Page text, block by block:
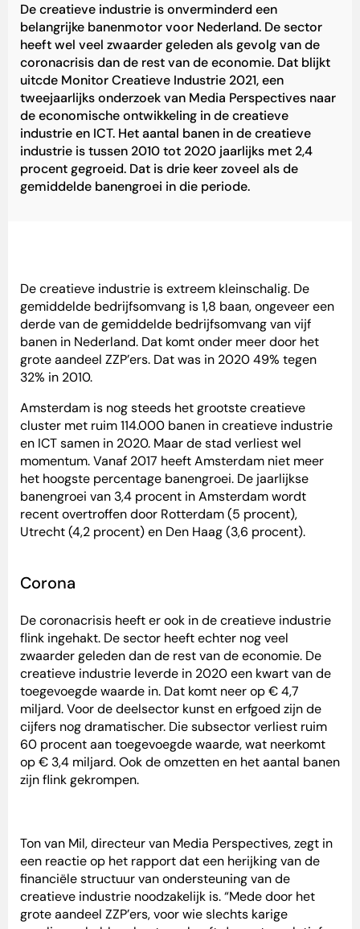
De creatieve industrie is onverminderd een
belangrijke banenmotor voor Nederland. De sector
heeft wel veel zwaarder geleden als gevolg van de
coronacrisis dan de rest van de economie. Dat blijkt
uitcde Monitor Creatieve Industrie 2021, een
tweejaarlijks onderzoek van Media Perspectives naar
de economische ontwikkeling in de creatieve
industrie en ICT. Het aantal banen in de creatieve
industrie is tussen 2010 tot 2020 jaarlijks met 2,4
procent gegroeid. Dat is drie keer zoveel als de
gemiddelde banengroei in die periode.
De creatieve industrie is extreem kleinschalig. De
gemiddelde bedrijfsomvang is 1,8 baan, ongeveer een
derde van de gemiddelde bedrijfsomvang van vijf
banen in Nederland. Dat komt onder meer door het
grote aandeel ZZP’ers. Dat was in 2020 49% tegen
32% in 2010.
Amsterdam is nog steeds het grootste creatieve
cluster met ruim 114.000 banen in creatieve industrie
en ICT samen in 2020. Maar de stad verliest wel
momentum. Vanaf 2017 heeft Amsterdam niet meer
het hoogste percentage banengroei. De jaarlijkse
banengroei van 3,4 procent in Amsterdam wordt
recent overtroffen door Rotterdam (5 procent),
Utrecht (4,2 procent) en Den Haag (3,6 procent).
Corona
De coronacrisis heeft er ook in de creatieve industrie
flink ingehakt. De sector heeft echter nog veel
zwaarder geleden dan de rest van de economie. De
creatieve industrie leverde in 2020 een kwart van de
toegevoegde waarde in. Dat komt neer op € 4,7
miljard. Voor de deelsector kunst en erfgoed zijn de
cijfers nog dramatischer. Die subsector verliest ruim
60 procent aan toegevoegde waarde, wat neerkomt
op € 3,4 miljard. Ook de omzetten en het aantal banen
zijn flink gekrompen.
Ton van Mil, directeur van Media Perspectives, zegt in
een reactie op het rapport dat een herijking van de
financiële structuur van ondersteuning van de
creatieve industrie noodzakelijk is. “Mede door het
grote aandeel ZZP’ers, voor wie slechts karige